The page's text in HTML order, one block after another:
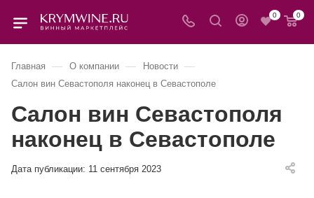
0 0
Главная — О компании — Новости —
Салон вин Севастополя наконец в Севастополе
Салон вин Севастополя
наконец в Севастополе
Дата публикации: 11 сентября 2023